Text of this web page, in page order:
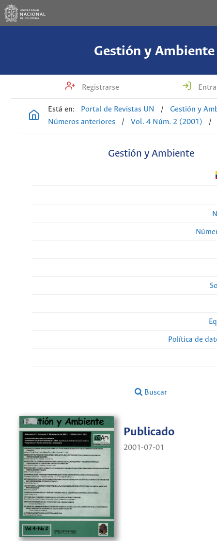
Gestión y Ambiente
Registrarse
Está en: Portal de Revistas UN /
Gestión y
Números anteriores
/ Vol. 4 Núm. 2 (2001) /
Gestión y Ambiente
Política de
Buscar
Publicado
2001-07-01